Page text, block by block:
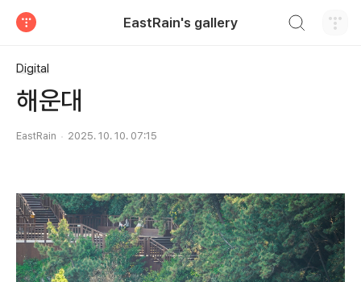
EastRain's gallery
Digital
해운대
EastRain 2025. 10. 10. 07:15